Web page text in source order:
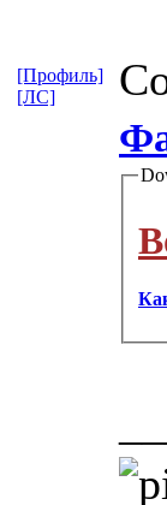
[Профиль]
[ЛС]